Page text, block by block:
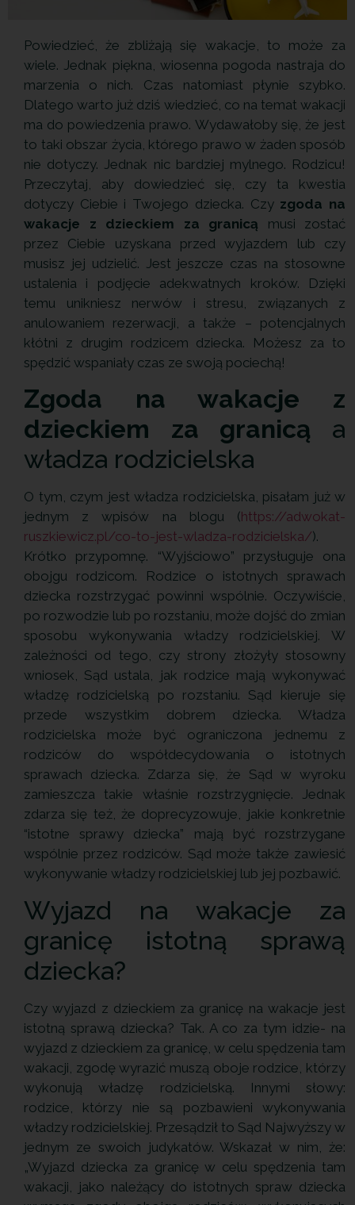
Powiedzieć, że zbliżają się wakacje, to może za
wiele. Jednak piękna, wiosenna pogoda nastraja do
marzenia o nich. Czas natomiast płynie szybko.
Dlatego warto już dziś wiedzieć, co na temat wakacji
ma do powiedzenia prawo. Wydawałoby się, że jest
to taki obszar życia, którego prawo w żaden sposób
nie dotyczy. Jednak nic bardziej mylnego. Rodzicu!
Przeczytaj, aby dowiedzieć się, czy ta kwestia
dotyczy Ciebie i Twojego dziecka. Czy zgoda na
wakacje z dzieckiem za granicą musi zostać
przez Ciebie uzyskana przed wyjazdem lub czy
musisz jej udzielić. Jest jeszcze czas na stosowne
ustalenia i podjęcie adekwatnych kroków. Dzięki
temu unikniesz nerwów i stresu, związanych z
anulowaniem rezerwacji, a także – potencjalnych
kłótni z drugim rodzicem dziecka. Możesz za to
spędzić wspaniały czas ze swoją pociechą!
Zgoda na wakacje z
dzieckiem za granicą a
władza rodzicielska
O tym, czym jest władza rodzicielska, pisałam już w
jednym z wpisów na blogu (https://adwokat-
ruszkiewicz.pl/co-to-jest-wladza-rodzicielska/).
Krótko przypomnę. “Wyjściowo” przysługuje ona
obojgu rodzicom. Rodzice o istotnych sprawach
dziecka rozstrzygać powinni wspólnie. Oczywiście,
po rozwodzie lub po rozstaniu, może dojść do zmian
sposobu wykonywania władzy rodzicielskiej. W
zależności od tego, czy strony złożyły stosowny
wniosek, Sąd ustala, jak rodzice mają wykonywać
władzę rodzicielską po rozstaniu. Sąd kieruje się
przede wszystkim dobrem dziecka. Władza
rodzicielska może być ograniczona jednemu z
rodziców do współdecydowania o istotnych
sprawach dziecka. Zdarza się, że Sąd w wyroku
zamieszcza takie właśnie rozstrzygnięcie. Jednak
zdarza się też, że doprecyzowuje, jakie konkretnie
“istotne sprawy dziecka” mają być rozstrzygane
wspólnie przez rodziców. Sąd może także zawiesić
wykonywanie władzy rodzicielskiej lub jej pozbawić.
Wyjazd na wakacje za
granicę istotną sprawą
dziecka?
Czy wyjazd z dzieckiem za granicę na wakacje jest
istotną sprawą dziecka? Tak. A co za tym idzie- na
wyjazd z dzieckiem za granicę, w celu spędzenia tam
wakacji, zgodę wyrazić muszą oboje rodzice, którzy
wykonują władzę rodzicielską. Innymi słowy:
rodzice, którzy nie są pozbawieni wykonywania
władzy rodzicielskiej. Przesądził to Sąd Najwyższy w
jednym ze swoich judykatów. Wskazał w nim, że:
„Wyjazd dziecka za granicę w celu spędzenia tam
wakacji, jako należący do istotnych spraw dziecka